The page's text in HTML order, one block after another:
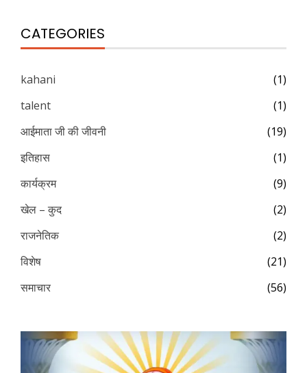
CATEGORIES
kahani
(1)
talent
(1)
आईमाता जी की जीवनी
(19)
इतिहास
(1)
कार्यक्रम
(9)
खेल – कुद
(2)
राजनेतिक
(2)
विशेष
(21)
समाचार
(56)